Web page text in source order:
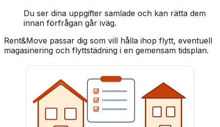
Du ser dina uppgifter samlade och kan rätta dem
innan förfrågan går iväg.
Rent&Move passar dig som vill hålla ihop flytt, eventuell
magasinering och flyttstädning i en gemensam tidsplan.